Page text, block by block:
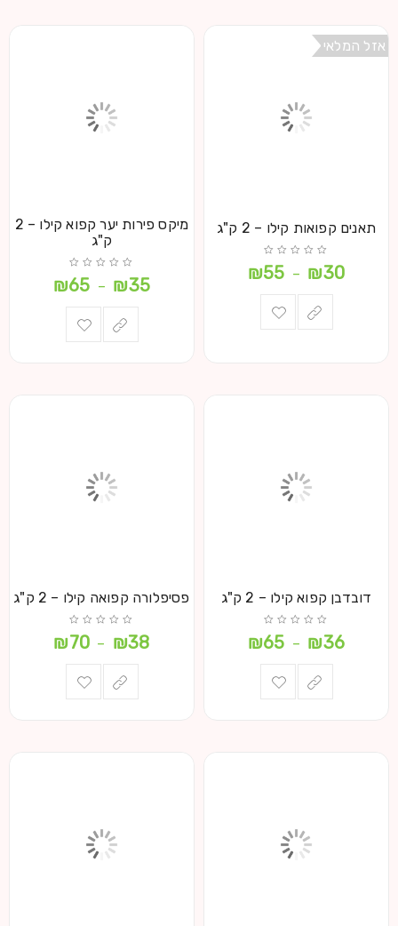
אזל המלאי
תאנים קפואות קילו – 2 ק"ג
₪30
–
₪55
מיקס פירות יער קפוא קילו – 2
ק"ג
₪35
–
₪65
דובדבן קפוא קילו – 2 ק"ג
₪36
–
₪65
פסיפלורה קפואה קילו – 2 ק"ג
₪38
–
₪70